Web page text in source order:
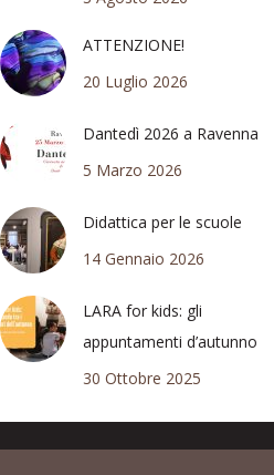
ATTENZIONE!
20 Luglio 2026
Dantedì 2026 a Ravenna
5 Marzo 2026
Didattica per le scuole
14 Gennaio 2026
LARA for kids: gli
appuntamenti d’autunno
30 Ottobre 2025